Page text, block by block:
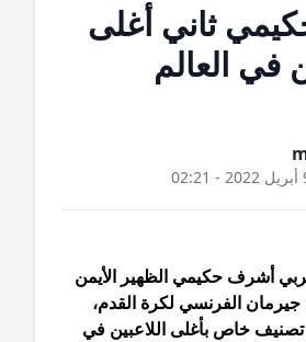
أغلى
الظهير الأيمن
لكرة القدم،
بأغلى اللاعبين في